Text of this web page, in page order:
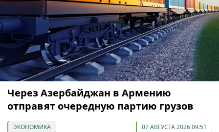
Через Азербайджан в Армению
отправят очередную партию грузов
ЭКОНОМИКА 07 АВГУСТА 2026 09:51